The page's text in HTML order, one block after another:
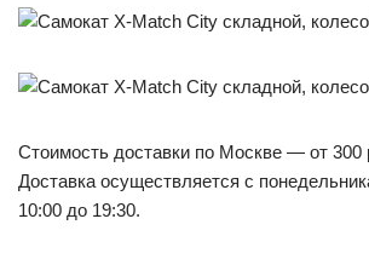
Стоимость доставки по Москве — от 300
Доставка осуществляется с
10:00 до 19:30.